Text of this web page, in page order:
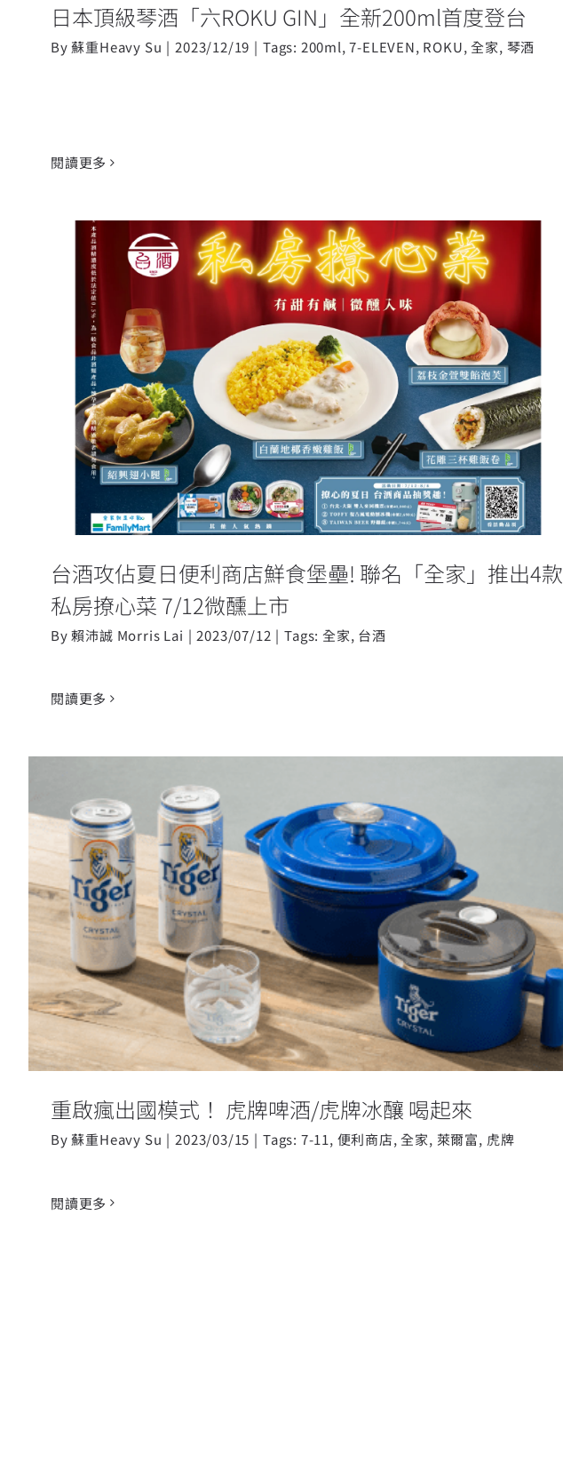
日本頂級琴酒「六ROKU GIN」全新200ml首度登台
By蘇重Heavy Su | 2023/12/19 | Tags: 200ml,7-ELEVEN, ROKU,全家, 琴酒
閱讀更多
台酒攻佔夏日便利商店鮮食堡壘! 聯名「全家」推出
4款私房撩心菜 7/12微醺上市
台酒攻佔夏日便利商店鮮食堡壘! 聯名「全家」推出4款
私房撩心菜 7/12微醺上市
By賴沛誠 Morris Lai | 2023/07/12 | Tags:全家, 台酒
閱讀更多
重啟瘋出國模式！ 虎牌啤酒/虎牌冰釀 喝起來
重啟瘋出國模式！ 虎牌啤酒/虎牌冰釀 喝起來
By蘇重Heavy Su | 2023/03/15 | Tags: 7-11, 便利商店,全家, 萊爾富, 虎牌
閱讀更多